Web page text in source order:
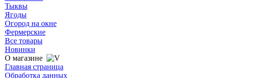
Тыквы
Ягоды
Огород на окне
Фермерские
Все товары
Новинки
О магазине
Главная страница
Обработка данных